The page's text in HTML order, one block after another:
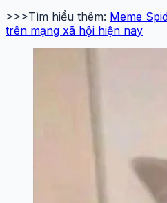
>>>Tìm hiểu thêm: Meme
trên mạng xã hội hiện nay